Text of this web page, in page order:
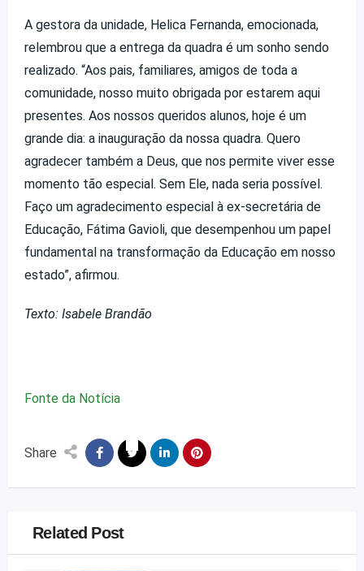
A gestora da unidade, Helica Fernanda, emocionada,
relembrou que a entrega da quadra é um sonho sendo
realizado. “Aos pais, familiares, amigos de toda a
comunidade, nosso muito obrigada por estarem aqui
presentes. Aos nossos queridos alunos, hoje é um
grande dia: a inauguração da nossa quadra. Quero
agradecer também a Deus, que nos permite viver esse
momento tão especial. Sem Ele, nada seria possível.
Faço um agradecimento especial à ex-secretária de
Educação, Fátima Gavioli, que desempenhou um papel
fundamental na transformação da Educação em nosso
estado”, afirmou.
Texto: Isabele Brandão
Fonte da Notícia
Share
Related Post